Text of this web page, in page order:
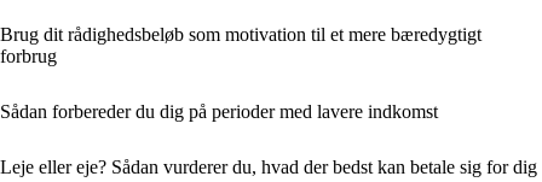
Brug dit rådighedsbeløb som motivation til et mere bæredygtigt
forbrug
Sådan forbereder du dig på perioder med lavere indkomst
Leje eller eje? Sådan vurderer du, hvad der bedst kan betale sig for dig